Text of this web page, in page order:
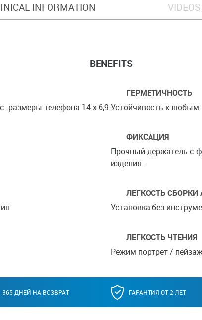
INFORMATION VIDEOS
BENEFITS
размеры телефона 14 x 6,9
ГЕРМЕТИЧНОСТЬ
Устойчивость к
ФИКСАЦИЯ
Прочный держатель с
изделия.
ЛЕГКОСТЬ СБОРКИ
Установка без
ЛЕГКОСТЬ ЧТЕНИЯ
Режим портрет /
365 ДНЕЙ НА ВОЗВРАТ ГАРАНТИЯ ОТ 2 ЛЕТ